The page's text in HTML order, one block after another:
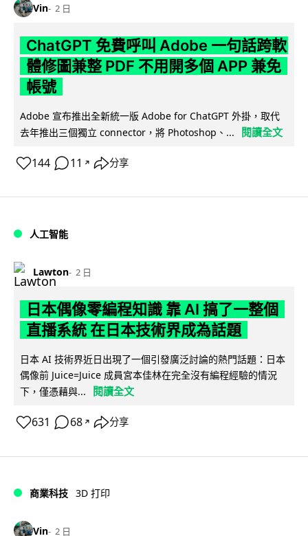
Vin 2 日
ChatGPT 免費呼叫 Adobe 一句話跨軟
體修圖兼整 PDF 不用開多個 APP 兼免
帳號
Adobe 宣布推出全新統一版 Adobe for ChatGPT 外掛，取代
去年推出三個獨立 connector，將 Photoshop、...
閱讀全文
144 11 ↗ 分享
人工智能
Lawton 2 日
日本偶像零編程知識 靠 AI 搞了一整個
直播系統 在日本技術界成為話題
日本 AI 技術界近日出現了一個引發廣泛討論的熱門話題：日本
偶像前 Juice=Juice 成員宮本佳林在完全沒有編程經驗的情況
下，僅憑藉與...
閱讀全文
631 68 ↗ 分享
商業科技 3D 打印
Vin 2 日